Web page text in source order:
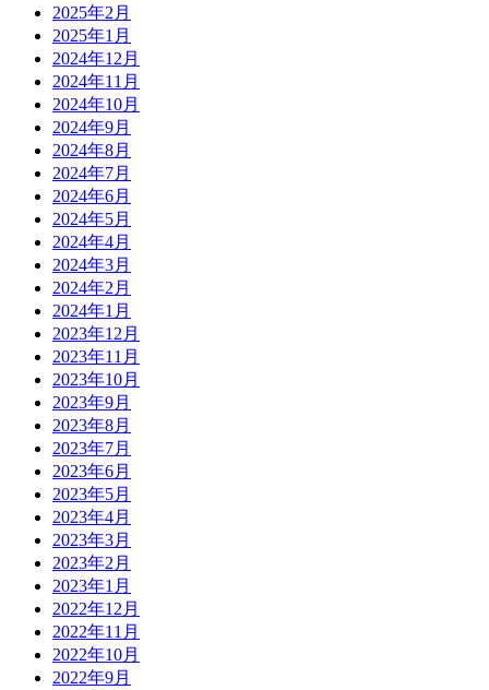
2025年2月
2025年1月
2024年12月
2024年11月
2024年10月
2024年9月
2024年8月
2024年7月
2024年6月
2024年5月
2024年4月
2024年3月
2024年2月
2024年1月
2023年12月
2023年11月
2023年10月
2023年9月
2023年8月
2023年7月
2023年6月
2023年5月
2023年4月
2023年3月
2023年2月
2023年1月
2022年12月
2022年11月
2022年10月
2022年9月